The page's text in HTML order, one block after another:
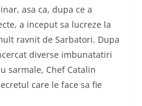
asa ca, dupa ce a
a inceput sa lucreze la
ravnit de Sarbatori. Dupa
diverse imbunatatiri
sarmale, Chef Catalin
care le face sa fie